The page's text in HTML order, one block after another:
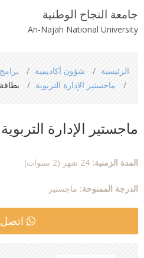
جامعة النجاح الوطنية
An-Najah National University
are
الرئيسية شؤون أكاديمية
ماجستير الإدارة التربوية
ماجستير الإدارة التربوية
المدة الزمنية:
الدرجة الممنوحة: ماجستير
اتصل